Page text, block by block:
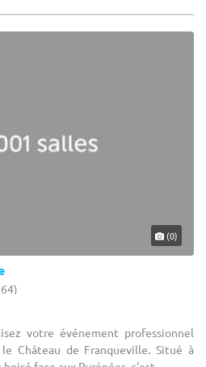
(0)
votre événement professionnel
Château de Franqueville. Situé à